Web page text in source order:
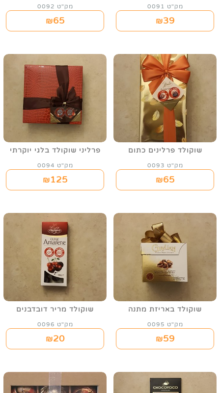
מק"ט 0091
₪39
מק"ט 0092
₪65
שוקולד פרלינים כתום
מק"ט 0093
₪65
פרליני שוקולד בלגי יוקרתי
מק"ט 0094
₪125
שוקולד באריזת מתנה
מק"ט 0095
₪59
שוקולד מריר דובדבנים
מק"ט 0096
₪20